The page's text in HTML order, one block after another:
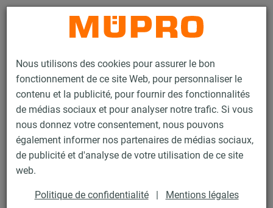
Nous utilisons des cookies pour assurer le bon
fonctionnement de ce site Web, pour personnaliser le
contenu et la publicité, pour fournir des fonctionnalités
de médias sociaux et pour analyser notre trafic. Si vous
nous donnez votre consentement, nous pouvons
également informer nos partenaires de médias sociaux,
de publicité et d'analyse de votre utilisation de ce site
web.
Politique de confidentialité | Mentions légales
Contact
Produits Protection incendie
Fixations testées au feu
Produits en inox avec essai au feu
Cheville mécanique